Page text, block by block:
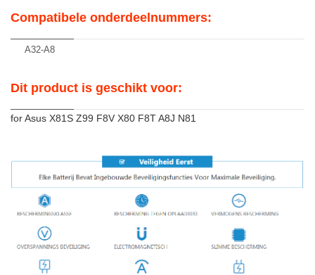
Compatibele onderdeelnummers:
A32-A8
Dit product is geschikt voor:
for Asus X81S Z99 F8V X80 F8T A8J N81